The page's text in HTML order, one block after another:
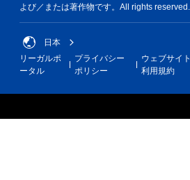
よび／または著作物です。All rights reserved.
日本
リーガルポ
ータル
プライバシー
ポリシー
ウェブサイト
利用規約